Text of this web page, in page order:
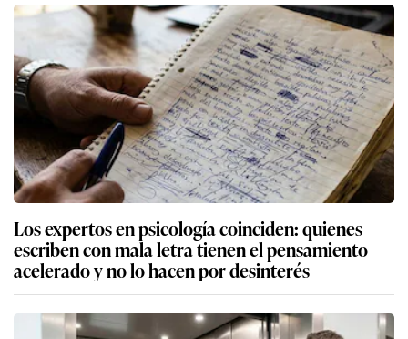
Los expertos en psicología coinciden: quienes
escriben con mala letra tienen el pensamiento
acelerado y no lo hacen por desinterés